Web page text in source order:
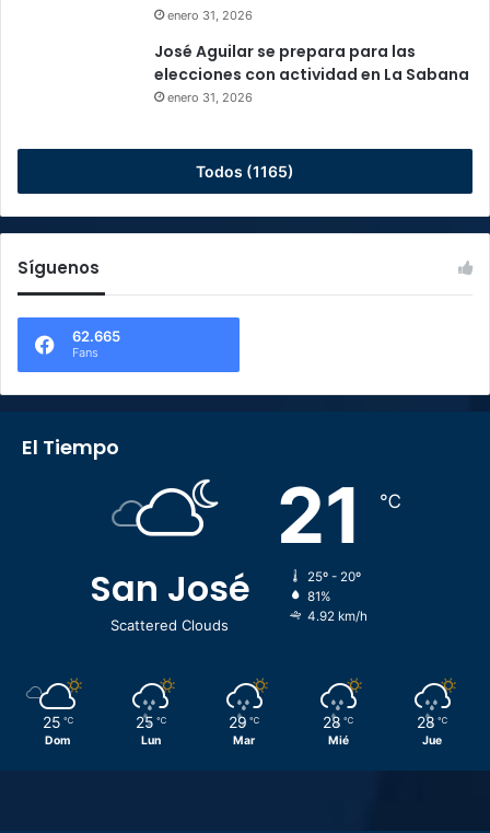
enero 31, 2026
José Aguilar se prepara para las
elecciones con actividad en La Sabana
enero 31, 2026
Todos (1165)
Síguenos
62.665
Fans
El Tiempo
San José
Scattered Clouds
21 ℃
25º - 20º
81%
4.92 km/h
25 ℃
Dom
25 ℃
Lun
29 ℃
Mar
28 ℃
Mié
28 ℃
Jue